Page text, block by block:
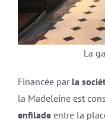
La
Financée par la
la Madeleine est
enfilade entre la